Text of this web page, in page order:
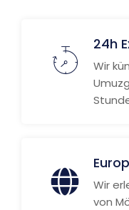
24h
Wir
Wir
von